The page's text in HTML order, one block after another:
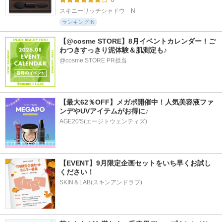
スキニーリッチシャドウ　N
ランキングIN
【@cosme STORE】8月イベントカレンダー！ご
わつきすっきり泥体験＆肌測定も♪
@cosme STORE PR担当
【最大62％OFF】メガポ開催中！人気美容液ファ
ンデやUVアイテムがお得に♪
AGE20'S(エージトウェンティズ)
【EVENT】9月限定企画セットをいち早くお試し
ください！
SKIN＆LAB(スキンアンドラブ)